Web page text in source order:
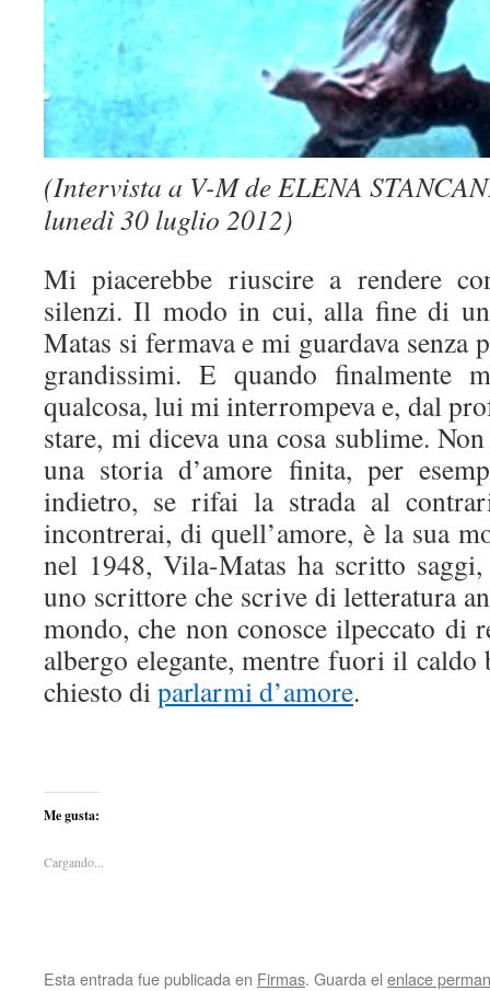
(Intervista a V-M de ELENA
lunedì 30 luglio 2012)
Mi piacerebbe riuscire a rendere
silenzi. Il modo in cui, alla fine di
Matas si fermava e mi guardava senza
grandissimi. E quando finalmente
qualcosa, lui mi interrompeva e, dal
stare, mi diceva una cosa sublime.
una storia d’amore finita, per
indietro, se rifai la strada al
incontrerai, di quell’amore, è la sua
nel 1948, Vila-Matas ha scritto
uno scrittore che scrive di letteratura
mondo, che non conosce ilpeccato di
albergo elegante, mentre fuori il
chiesto diparlarmi d’amore.
Me gusta:
Cargando...
Esta entrada fue publicada en Firmas. Guarda el enlace